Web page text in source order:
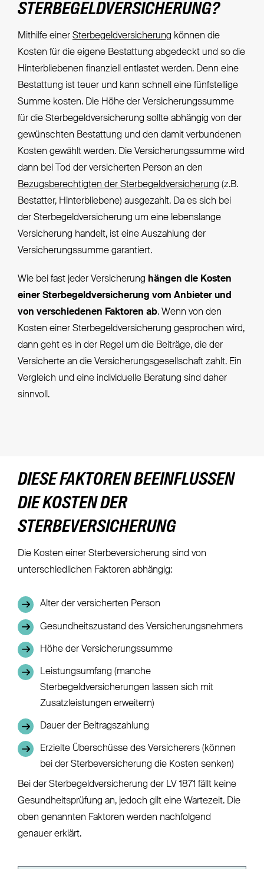
STERBEGELDVERSICHERUNG?
Mithilfe einer Sterbegeldversicherung können die
Kosten für die eigene Bestattung abgedeckt und so die
Hinterbliebenen finanziell entlastet werden. Denn eine
Bestattung ist teuer und kann schnell eine fünfstellige
Summe kosten. Die Höhe der Versicherungssumme
für die Sterbegeldversicherung sollte abhängig von der
gewünschten Bestattung und den damit verbundenen
Kosten gewählt werden. Die Versicherungssumme wird
dann bei Tod der versicherten Person an den
Bezugsberechtigten der Sterbegeldversicherung (z.B.
Bestatter, Hinterbliebene) ausgezahlt. Da es sich bei
der Sterbegeldversicherung um eine lebenslange
Versicherung handelt, ist eine Auszahlung der
Versicherungssumme garantiert.
Wie bei fast jeder Versicherung hängen die Kosten
einer Sterbegeldversicherung vom Anbieter und
von verschiedenen Faktoren ab. Wenn von den
Kosten einer Sterbegeldversicherung gesprochen wird,
dann geht es in der Regel um die Beiträge, die der
Versicherte an die Versicherungsgesellschaft zahlt. Ein
Vergleich und eine individuelle Beratung sind daher
sinnvoll.
DIESE FAKTOREN BEEINFLUSSEN
DIE KOSTEN DER
STERBEVERSICHERUNG
Die Kosten einer Sterbeversicherung sind von
unterschiedlichen Faktoren abhängig:
Alter der versicherten Person
Gesundheitszustand des Versicherungsnehmers
Höhe der Versicherungssumme
Leistungsumfang (manche
Sterbegeldversicherungen lassen sich mit
Zusatzleistungen erweitern)
Dauer der Beitragszahlung
Erzielte Überschüsse des Versicherers (können
bei der Sterbeversicherung die Kosten senken)
Bei der Sterbegeldversicherung der LV 1871 fällt keine
Gesundheitsprüfung an, jedoch gilt eine Wartezeit. Die
oben genannten Faktoren werden nachfolgend
genauer erklärt.